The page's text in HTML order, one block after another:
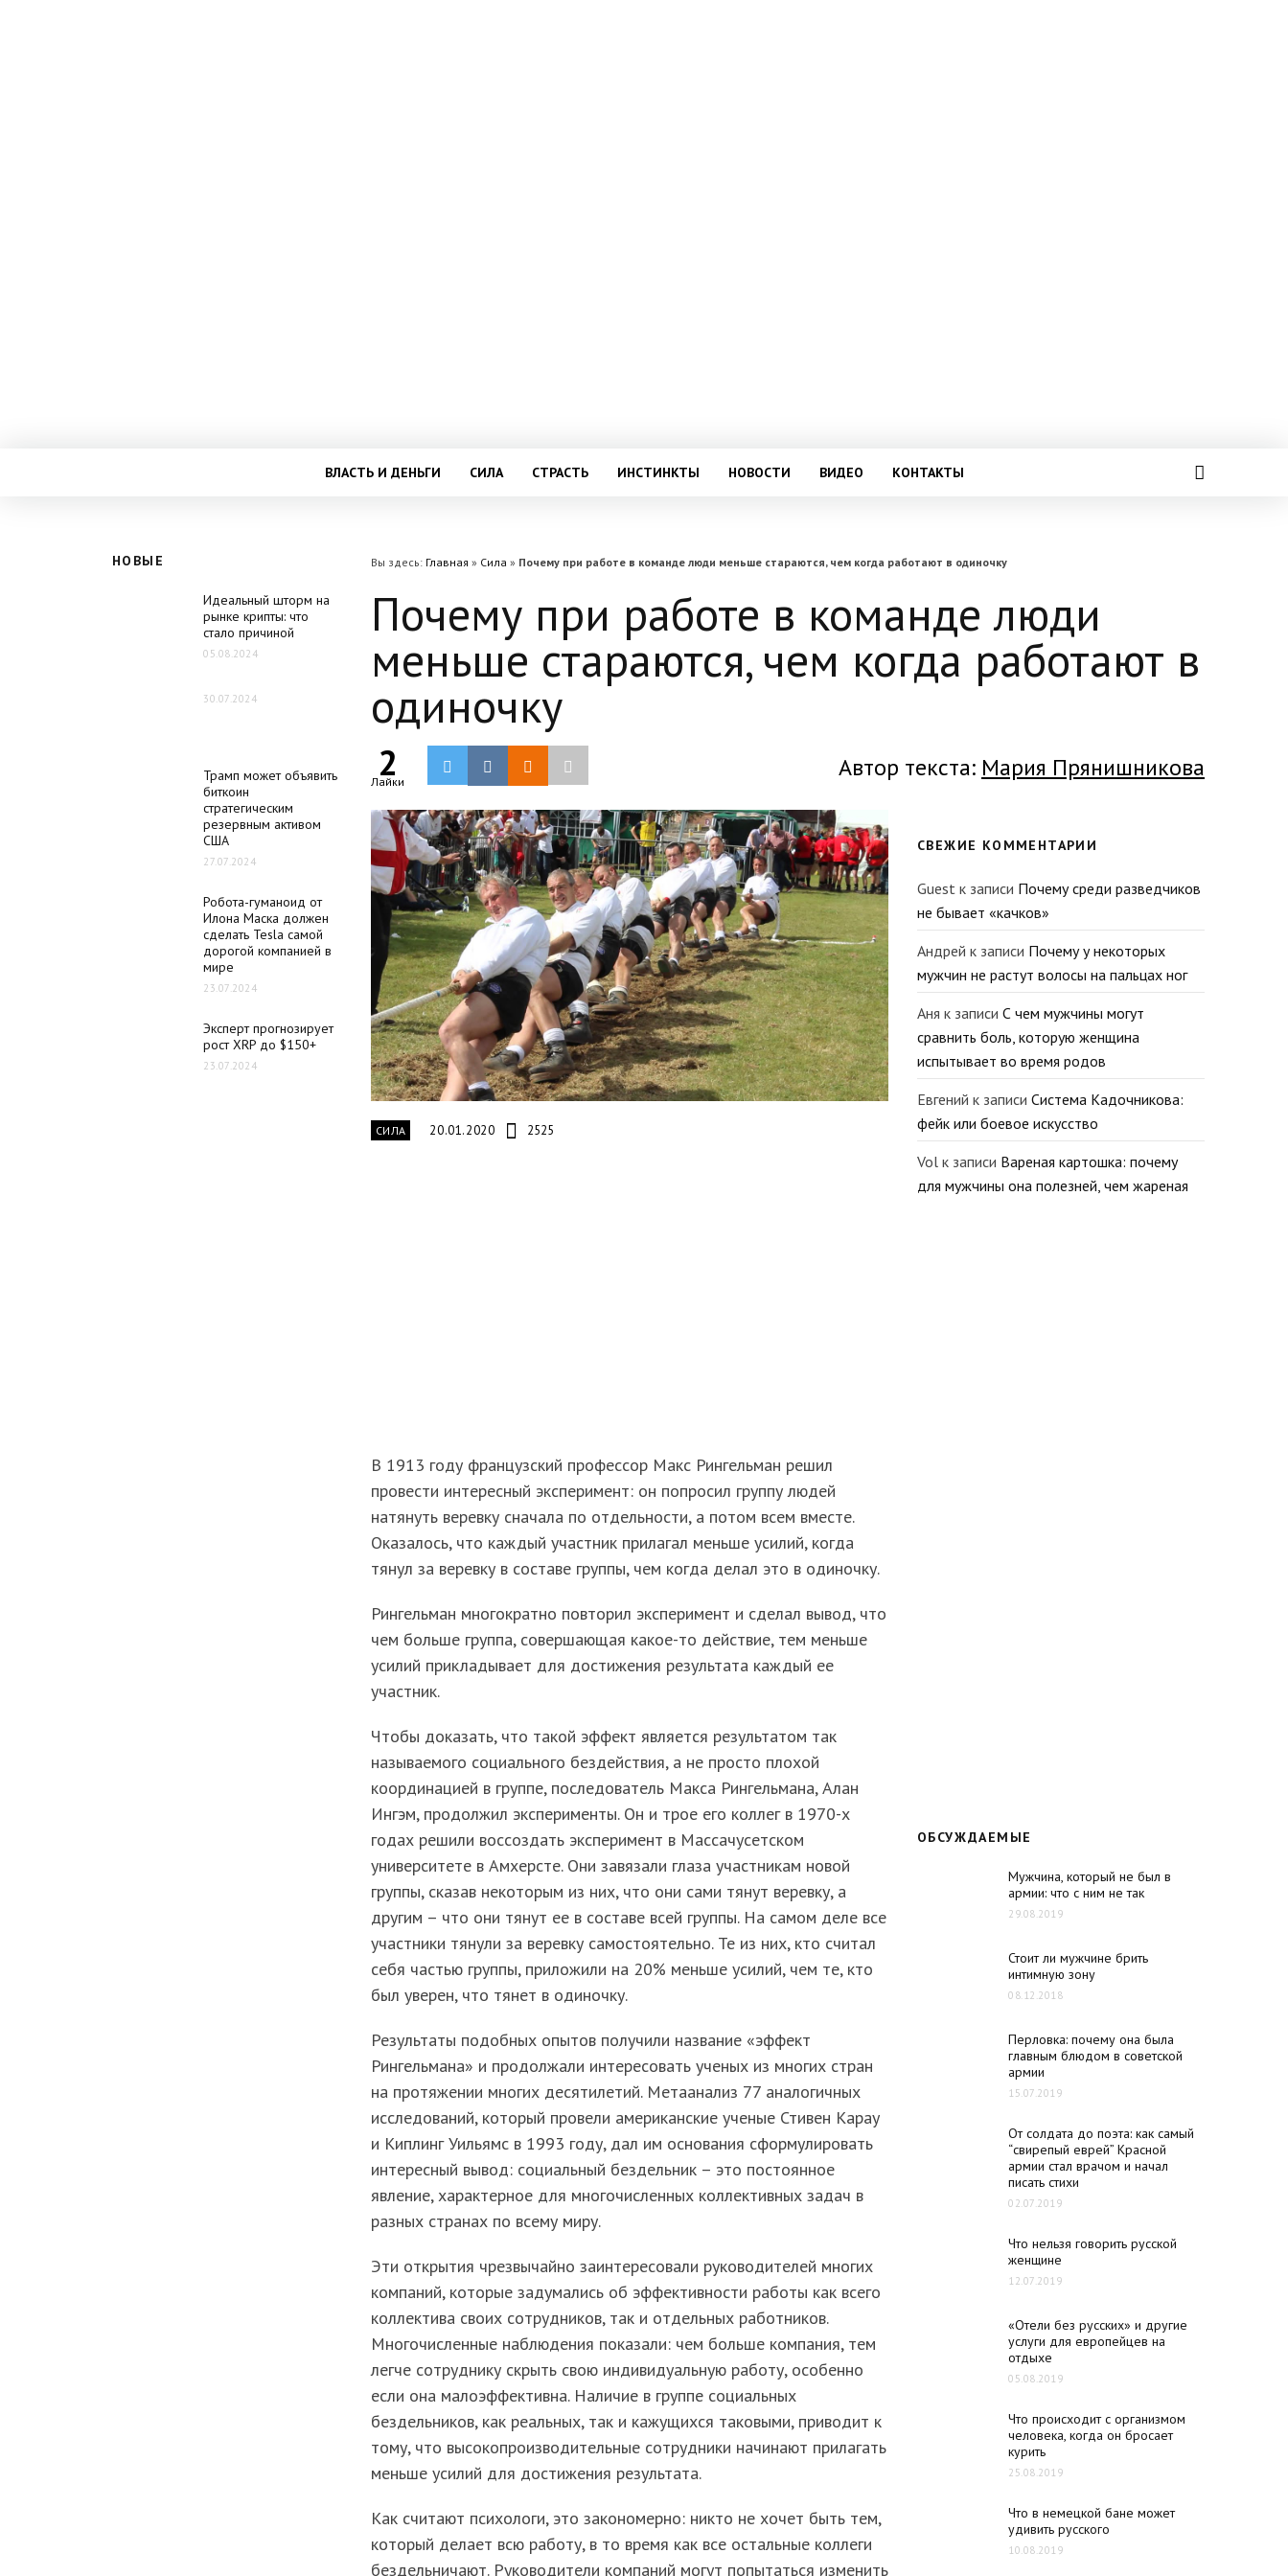
ВЛАСТЬ И ДЕНЬГИ СИЛА СТРАСТЬ ИНСТИНКТЫ НОВОСТИ ВИДЕО КОНТАКТЫ
НОВЫЕ
Идеальный шторм на
рынке крипты: что
стало причиной
05.08.2024
30.07.2024
Трамп может объявить
биткоин
стратегическим
резервным активом
США
27.07.2024
Робота-гуманоид от
Илона Маска должен
сделать Tesla самой
дорогой компанией в
мире
23.07.2024
Эксперт прогнозирует
рост XRP до $150+
23.07.2024
Вы здесь: Главная » Сила » Почему при работе в команде люди меньше стараются, чем когда работают в одиночку
Почему при работе в команде люди
меньше стараются, чем когда работают в
одиночку
2
Лайки Автор текста: Мария Прянишникова
СИЛА 20.01.2020 2525
В 1913 году французский профессор Макс Рингельман решил
провести интересный эксперимент: он попросил группу людей
натянуть веревку сначала по отдельности, а потом всем вместе.
Оказалось, что каждый участник прилагал меньше усилий, когда
тянул за веревку в составе группы, чем когда делал это в одиночку.
Рингельман многократно повторил эксперимент и сделал вывод, что
чем больше группа, совершающая какое-то действие, тем меньше
усилий прикладывает для достижения результата каждый ее
участник.
Чтобы доказать, что такой эффект является результатом так
называемого социального бездействия, а не просто плохой
координацией в группе, последователь Макса Рингельмана, Алан
Ингэм, продолжил эксперименты. Он и трое его коллег в 1970-х
годах решили воссоздать эксперимент в Массачусетском
университете в Амхерсте. Они завязали глаза участникам новой
группы, сказав некоторым из них, что они сами тянут веревку, а
другим – что они тянут ее в составе всей группы. На самом деле все
участники тянули за веревку самостоятельно. Те из них, кто считал
себя частью группы, приложили на 20% меньше усилий, чем те, кто
был уверен, что тянет в одиночку.
Результаты подобных опытов получили название «эффект
Рингельмана» и продолжали интересовать ученых из многих стран
на протяжении многих десятилетий. Метаанализ 77 аналогичных
исследований, который провели американские ученые Стивен Карау
и Киплинг Уильямс в 1993 году, дал им основания сформулировать
интересный вывод: социальный бездельник – это постоянное
явление, характерное для многочисленных коллективных задач в
разных странах по всему миру.
Эти открытия чрезвычайно заинтересовали руководителей многих
компаний, которые задумались об эффективности работы как всего
коллектива своих сотрудников, так и отдельных работников.
Многочисленные наблюдения показали: чем больше компания, тем
легче сотруднику скрыть свою индивидуальную работу, особенно
если она малоэффективна. Наличие в группе социальных
бездельников, как реальных, так и кажущихся таковыми, приводит к
тому, что высокопроизводительные сотрудники начинают прилагать
меньше усилий для достижения результата.
Как считают психологи, это закономерно: никто не хочет быть тем,
который делает всю работу, в то время как все остальные коллеги
бездельничают. Руководители компаний могут попытаться изменить
СВЕЖИЕ КОММЕНТАРИИ
Guest к записи Почему среди разведчиков
не бывает «качков»
Андрей к записи Почему у некоторых
мужчин не растут волосы на пальцах ног
Аня к записи С чем мужчины могут
сравнить боль, которую женщина
испытывает во время родов
Евгений к записи Система Кадочникова:
фейк или боевое искусство
Vol к записи Вареная картошка: почему
для мужчины она полезней, чем жареная
ОБСУЖДАЕМЫЕ
Мужчина, который не был в
армии: что с ним не так
29.08.2019
Стоит ли мужчине брить
интимную зону
08.12.2018
Перловка: почему она была
главным блюдом в советской
армии
15.07.2019
От солдата до поэта: как самый
“свирепый еврей” Красной
армии стал врачом и начал
писать стихи
02.07.2019
Что нельзя говорить русской
женщине
12.07.2019
«Отели без русских» и другие
услуги для европейцев на
отдыхе
05.08.2019
Что происходит с организмом
человека, когда он бросает
курить
25.08.2019
Что в немецкой бане может
удивить русского
10.08.2019